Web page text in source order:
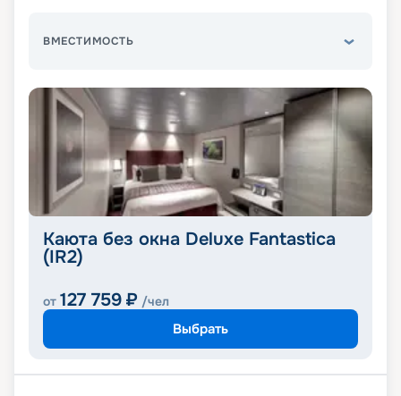
ВМЕСТИМОСТЬ
Каюта без окна Deluxe Fantastica
(IR2)
от 127 759 ₽ /чел
Выбрать